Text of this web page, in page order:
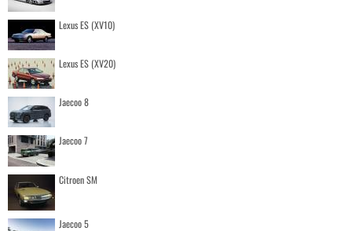
Lexus ES (XV10)
Lexus ES (XV20)
Jaecoo 8
Jaecoo 7
Citroen SM
Jaecoo 5